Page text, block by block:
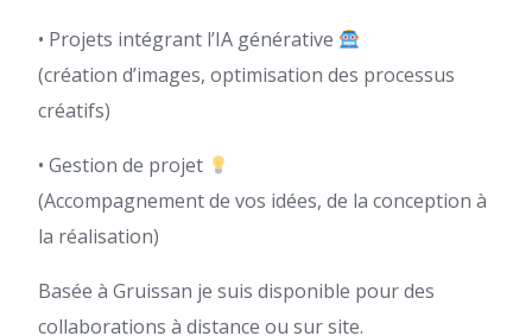
• Projets intégrant l’IA générative
(création d’images, optimisation des processus
créatifs)
• Gestion de projet
(Accompagnement de vos idées, de la conception à
la réalisation)
Basée à Gruissan je suis disponible pour des
collaborations à distance ou sur site.